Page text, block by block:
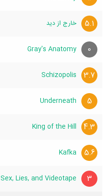
5.1 خارج از دید
0
Gray's Anatomy
3.7
Schizopolis
5
Underneath
4.3
King of the Hill
5.6
Kafka
3
Sex, Lies, and Videotape